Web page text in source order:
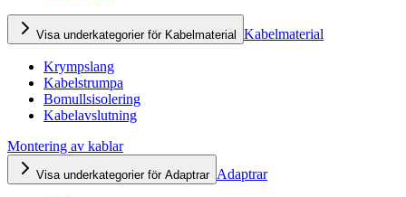
Visa underkategorier för Kabelmaterial Kabelmaterial
Krympslang
Kabelstrumpa
Bomullsisolering
Kabelavslutning
Montering av kablar
Visa underkategorier för Adaptrar Adaptrar